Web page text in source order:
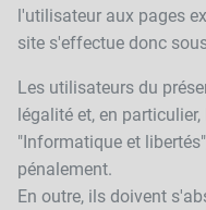
l'utilisateur aux pages
site s'effectue donc
Les utilisateurs du
légalité et, en
"Informatique et
pénalement.
En outre, ils doivent